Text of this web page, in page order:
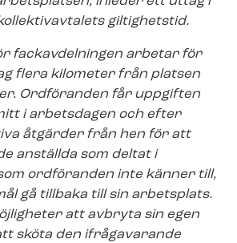
giltighetstid.
fackavdelningen arbetar för
flera kilometer från platsen
Ordföranden får uppgiften
i arbetsdagen och efter
åtgärder från hen för att
anställda som deltat i
ordföranden inte känner till,
gå tillbaka till sin arbetsplats.
att avbryta sin egen
sköta den ifrågavarande